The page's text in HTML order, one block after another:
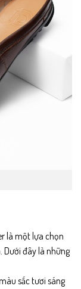
là một lựa chọn
Dưới đây là những
sắc tươi sáng